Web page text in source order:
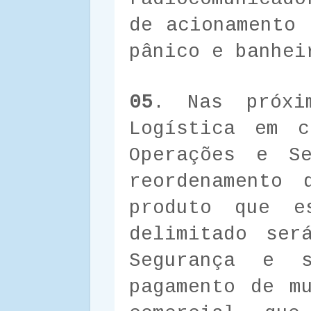
de
pânico e
05 . Nas
Logística em
Operações e
produto que
delimitado
Segurança
pagamento de